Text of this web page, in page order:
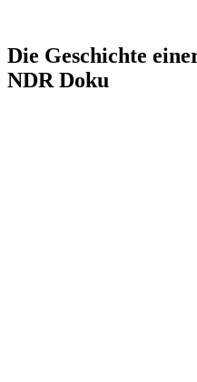
Die Geschichte
NDR Doku